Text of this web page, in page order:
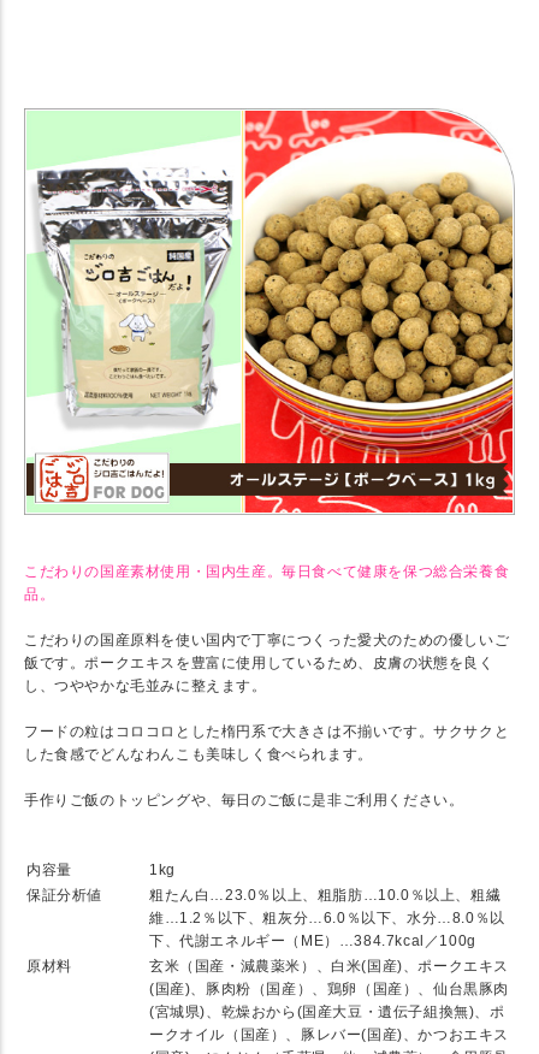
こだわりの国産素材使用・国内生産。毎日食べて健康を保つ総合栄養食
品。
こだわりの国産原料を使い国内で丁寧につくった愛犬のための優しいご
飯です。ポークエキスを豊富に使用しているため、皮膚の状態を良く
し、つややかな毛並みに整えます。
フードの粒はコロコロとした楕円系で大きさは不揃いです。サクサクと
した食感でどんなわんこも美味しく食べられます。
手作りご飯のトッピングや、毎日のご飯に是非ご利用ください。
内容量
1kg
保証分析値
粗たん白…23.0％以上、粗脂肪…10.0％以上、粗繊
維…1.2％以下、粗灰分…6.0％以下、水分…8.0％以
下、代謝エネルギー（ME）…384.7kcal／100g
原材料
玄米（国産・減農薬米）、白米(国産)、ポークエキス
(国産)、豚肉粉（国産）、鶏卵（国産）、仙台黒豚肉
(宮城県)、乾燥おから(国産大豆・遺伝子組換無)、ポ
ークオイル（国産）、豚レバー(国産)、かつおエキス